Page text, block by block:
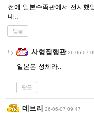
전에 일본수족관에서 전시했
네..
답글
사형집행관 26-06-07
일본은 성체라..
답글
데브리 26-06-07 09:47